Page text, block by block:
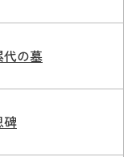
代の墓
碑